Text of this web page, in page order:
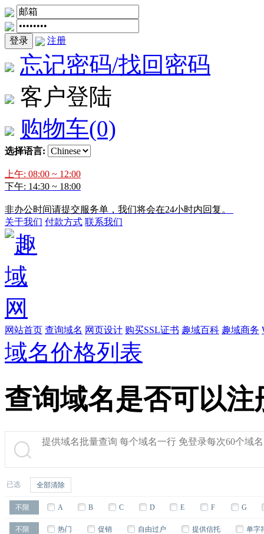
登录 注册
忘记密码/找回密码
客户登陆
购物车(0)
选择语言:
上午: 08:00 ~ 12:00
下午: 14:30 ~ 18:00
非办公时间请提交服务单，我们将会在24小时内回复。
关于我们 付款方式 联系我们
网站首页 查询域名 网页设计 购买SSL证书 趣域百科 趣域商务
域名价格列表
查询域名是否可以注
已选 全部清除
不限 A B C D E F G
Q R T U V W
不限 热门 促销 自由过户 提供信托 单字